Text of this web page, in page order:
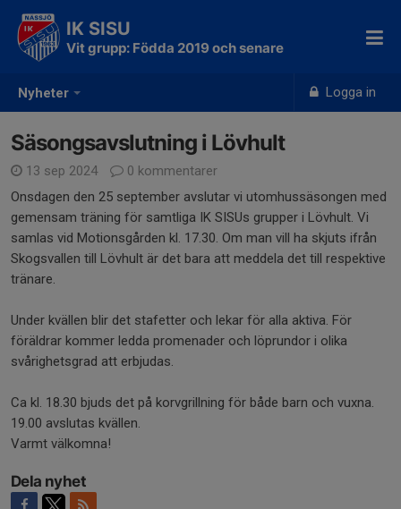
Nyheter Logga in
IK SISU
Vit grupp: Födda 2019 och senare
Säsongsavslutning i Lövhult
13 sep 2024
0 kommentarer
Onsdagen den 25 september avslutar vi utomhussäsongen med
gemensam träning för samtliga IK SISUs grupper i Lövhult. Vi
samlas vid Motionsgården kl. 17.30. Om man vill ha skjuts ifrån
Skogsvallen till Lövhult är det bara att meddela det till respektive
tränare.
Under kvällen blir det stafetter och lekar för alla aktiva. För
föräldrar kommer ledda promenader och löprundor i olika
svårighetsgrad att erbjudas.
Ca kl. 18.30 bjuds det på korvgrillning för både barn och vuxna.
19.00 avslutas kvällen.
Varmt välkomna!
Dela nyhet